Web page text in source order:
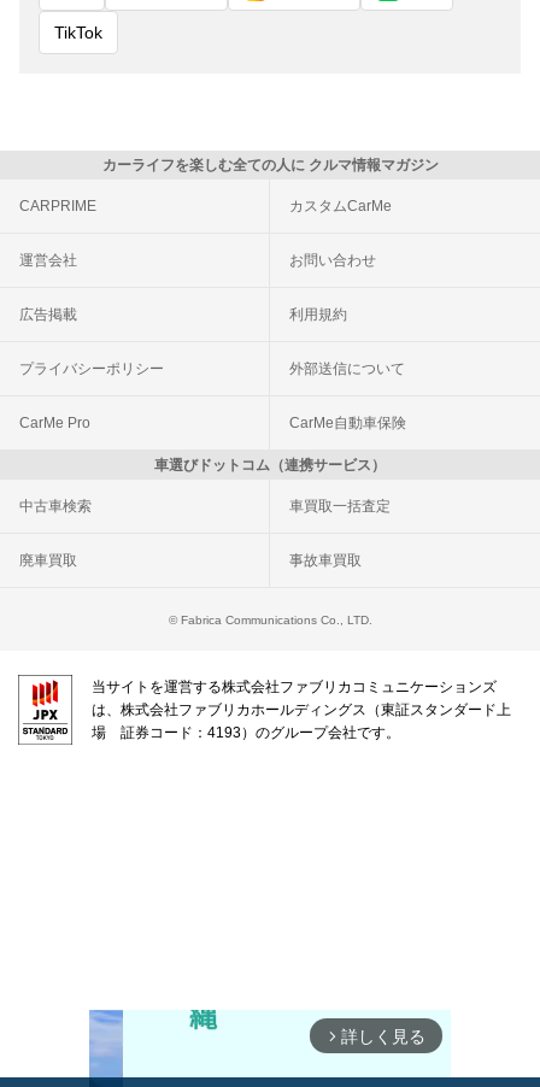
TikTok
カーライフを楽しむ全ての人に クルマ情報マガジン
CARPRIME カスタムCarMe
運営会社 お問い合わせ
広告掲載 利用規約
プライバシーポリシー 外部送信について
CarMe Pro CarMe自動車保険
車選びドットコム（連携サービス）
中古車検索 車買取一括査定
廃車買取 事故車買取
© Fabrica Communications Co., LTD.
当サイトを運営する株式会社ファブリカコミュニケーションズ
は、株式会社ファブリカホールディングス（東証スタンダード上
場 証券コード：4193）のグループ会社です。
arrow_forward_ios 詳しく見る